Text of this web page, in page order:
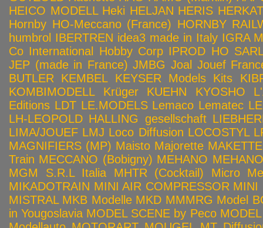
HEICO MODELL Heki HELJAN HERIS HERKAT
Hornby HO-Meccano (France) HORNBY
humbrol IBERTREN idea3 made in Italy IGRA
Co International Hobby Corp IPROD HO
JEP (made in France) JMBG Joal Jouef
BUTLER
KEMBEL KEYSER Models Kits
KOMBIMODELL
Krüger KUEHN KYOSHO
Editions LDT LE.MODELS Lemaco Lematec
LH-LEOPOLD HALLING gesellschaft
LIMA/JOUEF LMJ Loco Diffusion LOCOSTYL
MAGNIFIERS (MP) Maisto Majorette MAKETTE
Train MECCANO (Bobigny) MEHANO
MGM S.R.L Italia
MHTR (Cocktail)
Micro
MIKADOTRAIN MINI AIR COMPRESSOR MINI
MISTRAL MKB Modelle MKD MMMRG Model
in Yougoslavia MODEL SCENE by Peco